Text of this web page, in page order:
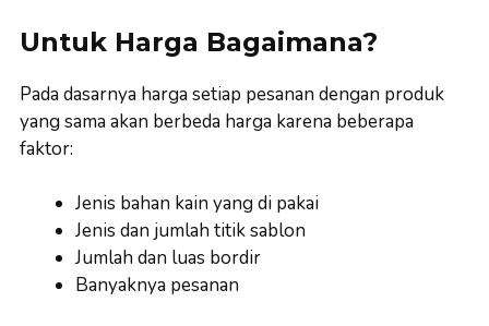
Untuk Harga Bagaimana?
Pada dasarnya harga setiap pesanan dengan produk
yang sama akan berbeda harga karena beberapa
faktor:
Jenis bahan kain yang di pakai
Jenis dan jumlah titik sablon
Jumlah dan luas bordir
Banyaknya pesanan